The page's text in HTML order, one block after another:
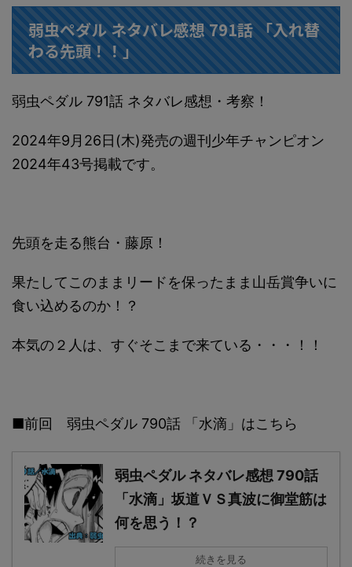
弱虫ペダル ネタバレ感想 791話 「入れ替
わる先頭！！」
弱虫ペダル 791話 ネタバレ感想・考察！
2024年9月26日(木)発売の週刊少年チャンピオン
2024年43号掲載です。
先頭を走る熊台・藤原！
果たしてこのままリードを保ったまま山岳賞争いに
食い込めるのか！？
本気の２人は、すぐそこまで来ている・・・！！
■前回 弱虫ペダル 790話 「水滴」はこちら
弱虫ペダル ネタバレ感想 790話
「水滴」坂道ＶＳ真波に御堂筋は
何を思う！？
続きを見る